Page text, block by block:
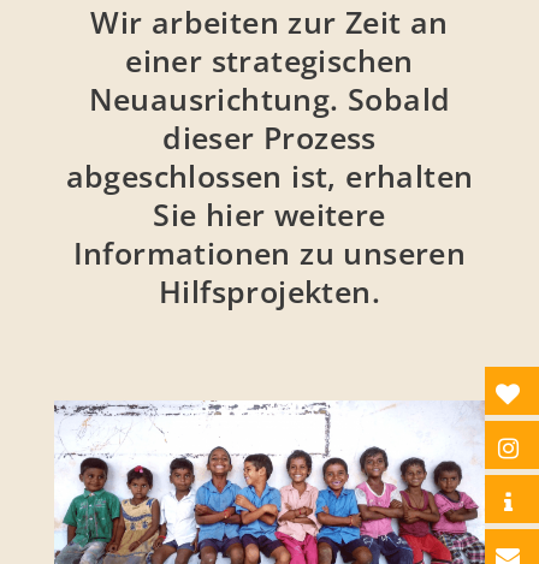
Wir arbeiten zur Zeit an
einer strategischen
Neuausrichtung. Sobald
dieser Prozess
abgeschlossen ist, erhalten
Sie hier weitere
Informationen zu unseren
Hilfsprojekten.